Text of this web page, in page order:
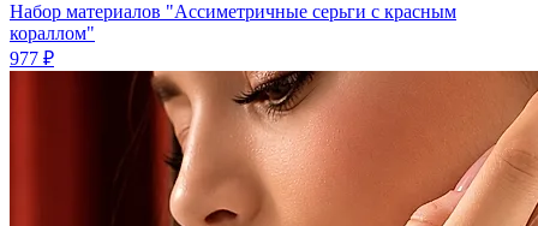
Набор материалов "Ассиметричные серьги с красным
кораллом"
977 ₽